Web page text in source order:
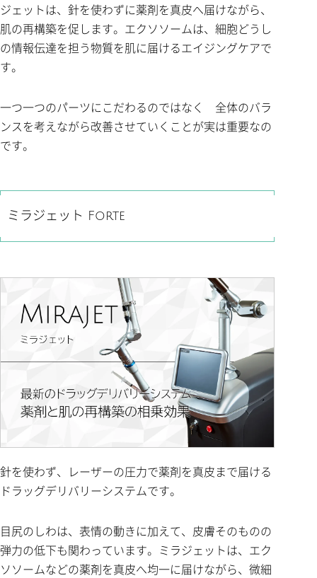
ジェットは、針を使わずに薬剤を真皮へ届けながら、
肌の再構築を促します。エクソソームは、細胞どうし
の情報伝達を担う物質を肌に届けるエイジングケアで
す。
一つ一つのパーツにこだわるのではなく 全体のバラ
ンスを考えながら改善させていくことが実は重要なの
です。
ミラジェット Forte
針を使わず、レーザーの圧力で薬剤を真皮まで届ける
ドラッグデリバリーシステムです。
目尻のしわは、表情の動きに加えて、皮膚そのものの
弾力の低下も関わっています。ミラジェットは、エク
ソソームなどの薬剤を真皮へ均一に届けながら、微細